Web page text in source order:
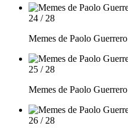
24 / 28
Memes de Paolo Guerrero
25 / 28
Memes de Paolo Guerrero
26 / 28